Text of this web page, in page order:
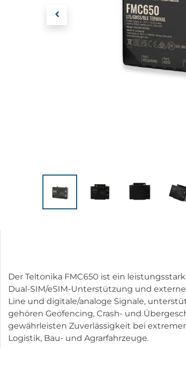
Der Teltonika FMC650 ist ein
Dual-SIM/eSIM-Unterstützung und
Line und digitale/analoge Signale,
gehören Geofencing, Crash- und
gewährleisten Zuverlässigkeit bei
Logistik, Bau- und Agrarfahrzeuge.